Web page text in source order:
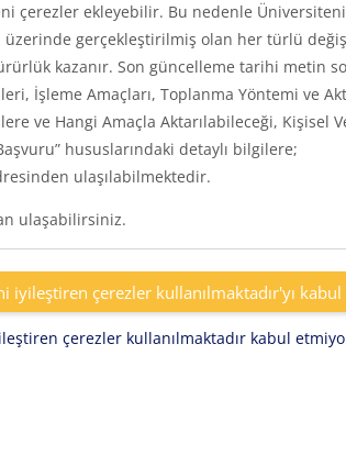
çerezler ekleyebilir. Bu nedenle
üzerinde gerçekleştirilmiş olan her türlü
kazanır. Son güncelleme tarihi metin
İşleme Amaçları, Toplanma Yöntemi ve
ve Hangi Amaçla Aktarılabileceği, Kişisel
hususlarındaki detaylı bilgilere;
ulaşılabilmektedir.
ulaşabilirsiniz.
iyileştiren çerezler kullanılmaktadır'yı
çerezler kullanılmaktadır kabul